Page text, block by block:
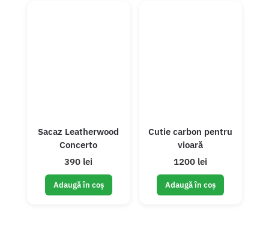
Sacaz Leatherwood
Concerto
390 lei
Adaugă în coș
Cutie carbon pentru
vioară
1200 lei
Adaugă în coș